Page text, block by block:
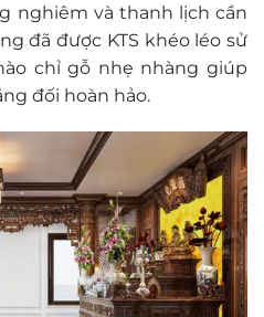
nghiêm và thanh lịch cần
đã được KTS khéo léo sử
chỉ gỗ nhẹ nhàng giúp
đối hoàn hảo.